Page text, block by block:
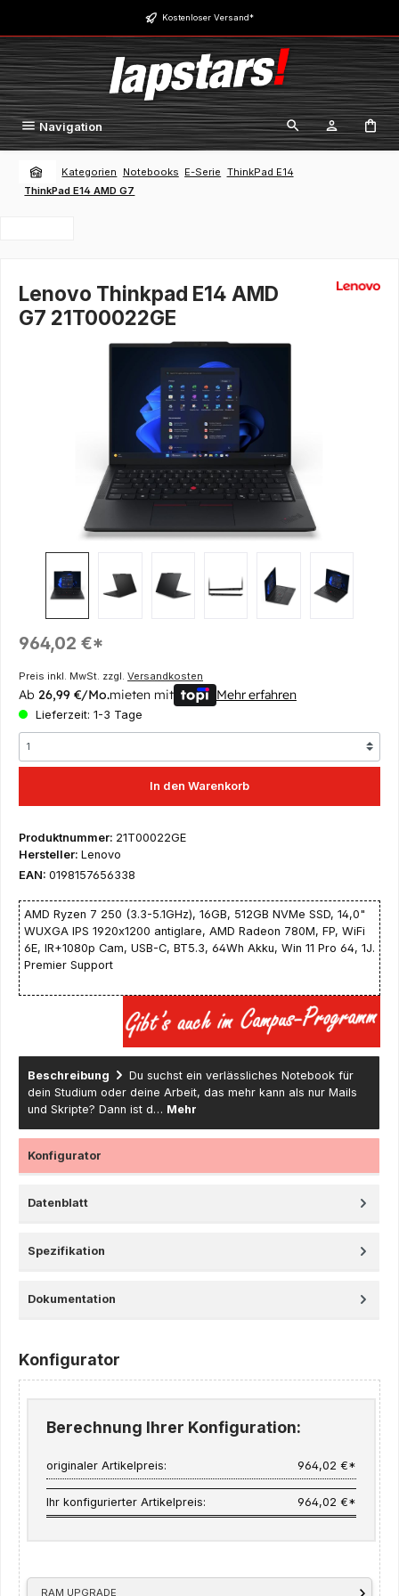
Zum Hauptinhalt springen Kostenloser Versand*
Navigation
Kategorien Notebooks E-Serie ThinkPad E14
ThinkPad E14 AMD G7
Lenovo Thinkpad E14 AMD
G7 21T00022GE
Bildergalerie überspringen
Regulärer Preis:
964,02 €*
Preis inkl. MwSt. zzgl. Versandkosten
Ab 26,99 €/Mo.mieten mit Mehr erfahren
Lieferzeit: 1-3 Tage
In den Warenkorb
Produktnummer: 21T00022GE
Hersteller: Lenovo
EAN: 0198157656338
AMD Ryzen 7 250 (3.3-5.1GHz), 16GB, 512GB NVMe SSD, 14,0"
WUXGA IPS 1920x1200 antiglare, AMD Radeon 780M, FP, WiFi
6E, IR+1080p Cam, USB-C, BT5.3, 64Wh Akku, Win 11 Pro 64, 1J.
Premier Support
Beschreibung
Du suchst ein verlässliches Notebook für
dein Studium oder deine Arbeit, das mehr kann als nur Mails
und Skripte? Dann ist d… Mehr
Konfigurator
Datenblatt
Spezifikation
Dokumentation
Konfigurator
RAM UPGRADE
Berechnung Ihrer Konfiguration:
originaler Artikelpreis: 964,02 €*
Ihr konfigurierter Artikelpreis: 964,02 €*